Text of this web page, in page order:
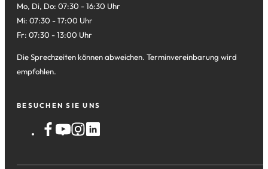
Mo, Di, Do: 07:30 - 16:30 Uhr
Mi: 07:30 - 17:00 Uhr
Fr: 07:30 - 13:00 Uhr
Die Sprechzeiten können abweichen. Terminvereinbarung wird
empfohlen.
BESUCHEN SIE UNS